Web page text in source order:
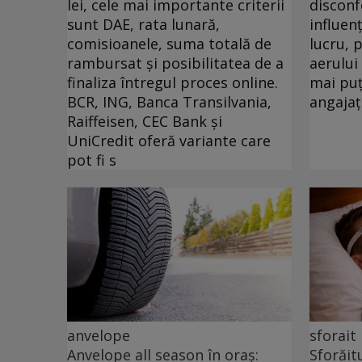
lei, cele mai importante criterii
sunt DAE, rata lunară,
comisioanele, suma totală de
rambursat și posibilitatea de a
finaliza întregul proces online.
BCR, ING, Banca Transilvania,
Raiffeisen, CEC Bank și
UniCredit oferă variante care
pot fi s
lucru,
mai
anvelope
Anvelope all season în oraș:
sforait